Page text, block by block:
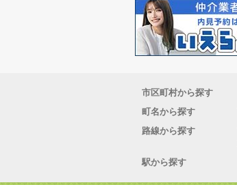
市区町村から探す
町名から探す
路線から探す
駅から探す